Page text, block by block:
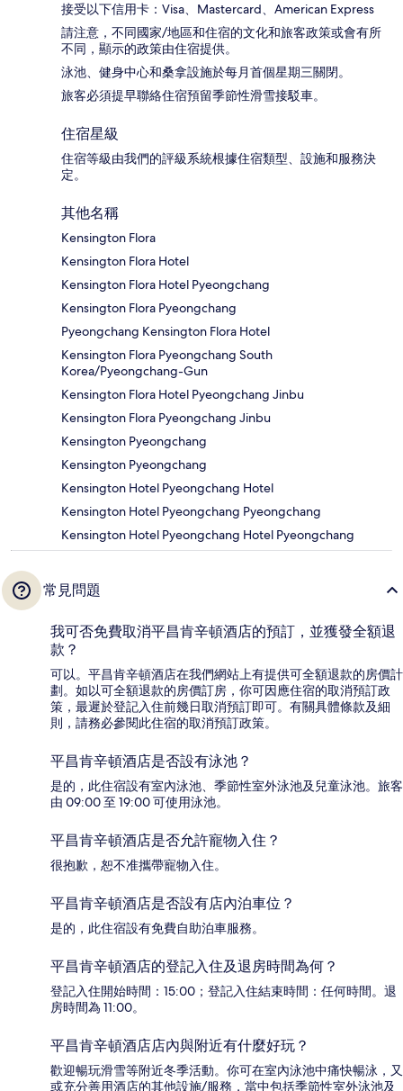
接受以下信用卡：Visa、Mastercard、American Express
請注意，不同國家/地區和住宿的文化和旅客政策或會有所
不同，顯示的政策由住宿提供。
泳池、健身中心和桑拿設施於每月首個星期三關閉。
旅客必須提早聯絡住宿預留季節性滑雪接駁車。
住宿星級
住宿等級由我們的評級系統根據住宿類型、設施和服務決
定。
其他名稱
Kensington Flora
Kensington Flora Hotel
Kensington Flora Hotel Pyeongchang
Kensington Flora Pyeongchang
Pyeongchang Kensington Flora Hotel
Kensington Flora Pyeongchang South
Korea/Pyeongchang-Gun
Kensington Flora Hotel Pyeongchang Jinbu
Kensington Flora Pyeongchang Jinbu
Kensington Pyeongchang
Kensington Pyeongchang
Kensington Hotel Pyeongchang Hotel
Kensington Hotel Pyeongchang Pyeongchang
Kensington Hotel Pyeongchang Hotel Pyeongchang
常見問題
我可否免費取消平昌肯辛頓酒店的預訂，並獲發全額退
款？
可以。平昌肯辛頓酒店在我們網站上有提供可全額退款的房價計
劃。如以可全額退款的房價訂房，你可因應住宿的取消預訂政
策，最遲於登記入住前幾日取消預訂即可。有關具體條款及細
則，請務必參閱此住宿的取消預訂政策。
平昌肯辛頓酒店是否設有泳池？
是的，此住宿設有室內泳池、季節性室外泳池及兒童泳池。旅客
由 09:00 至 19:00 可使用泳池。
平昌肯辛頓酒店是否允許寵物入住？
很抱歉，恕不准攜帶寵物入住。
平昌肯辛頓酒店是否設有店內泊車位？
是的，此住宿設有免費自助泊車服務。
平昌肯辛頓酒店的登記入住及退房時間為何？
登記入住開始時間：15:00；登記入住結束時間：任何時間。退
房時間為 11:00。
平昌肯辛頓酒店店內與附近有什麼好玩？
歡迎暢玩滑雪等附近冬季活動。你可在室內泳池中痛快暢泳，又
或充分善用酒店的其他設施/服務，當中包括季節性室外泳池及